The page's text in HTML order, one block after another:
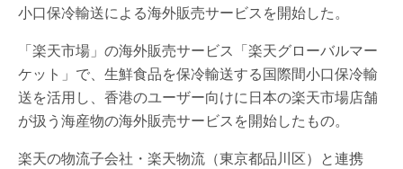
小口保冷輸送による海外販売サービスを開始した。
「楽天市場」の海外販売サービス「楽天グローバルマー
ケット」で、生鮮食品を保冷輸送する国際間小口保冷輸
送を活用し、香港のユーザー向けに日本の楽天市場店舗
が扱う海産物の海外販売サービスを開始したもの。
楽天の物流子会社・楽天物流（東京都品川区）と連携